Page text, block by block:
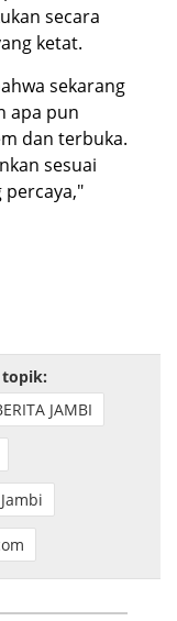
secara
ketat.
sekarang
apa pun
dan terbuka.
sesuai
percaya,"
JAMBI